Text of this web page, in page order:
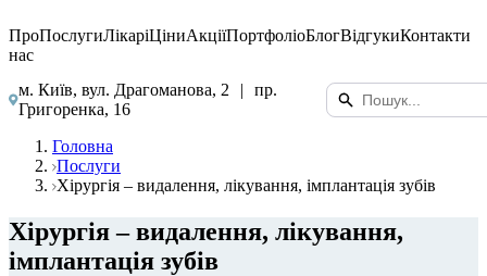
Про
нас
ПослугиЛікаріЦіниАкціїПортфоліоБлогВідгукиКонтакти
м. Київ, вул. Драгоманова, 2 |
пр.
Григоренка, 16
Головна
Послуги
Хірургія – видалення, лікування, імплантація зубів
Хірургія – видалення, лікування,
імплантація зубів